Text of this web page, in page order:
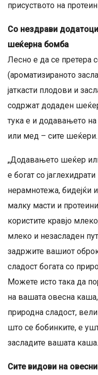
присуството на
Со нездрави
шеќерна бомба
Лесно е да се претера
(ароматизираното
јаткасти плодови и
содржат додаден
тука е и додавањето
или мед – сите шеќери.
„Додавањето шеќер
е богат со
нерамнотежа, бидејќи
малку масти и
користите кравјо
млеко и незасладен
задржите вашиот
сладост богата со
Можете исто така да
на вашата овесна
природна сладост,
што се бобинките, е
засладите вашата каша.
Сите видови на